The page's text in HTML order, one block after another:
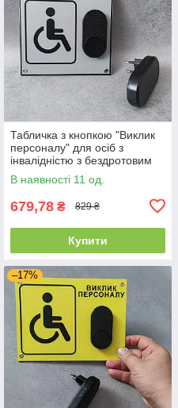
Табличка з кнопкою "Виклик
персоналу" для осіб з
інвалідністю з бездротовим
дзвінком Сіра
В наявності 11 од.
679,78 ₴ 829 ₴
Купити
–17%